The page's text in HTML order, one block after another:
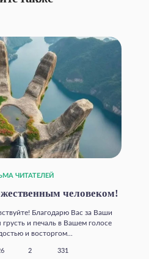
ЧИТАТЕЛЕЙ
человеком!
Благодарю Вас за Ваши
и печаль в Вашем голосе
и восторгом...
2 331